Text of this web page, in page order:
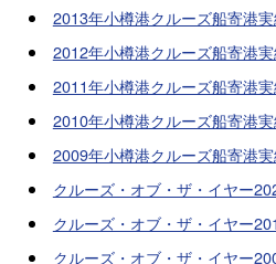
2013年小樽港クルーズ船寄港
2012年小樽港クルーズ船寄港
2011年小樽港クルーズ船寄港
2010年小樽港クルーズ船寄港
2009年小樽港クルーズ船寄港
クルーズ・オブ・ザ・イヤー
クルーズ・オブ・ザ・イヤー
クルーズ・オブ・ザ・イヤー